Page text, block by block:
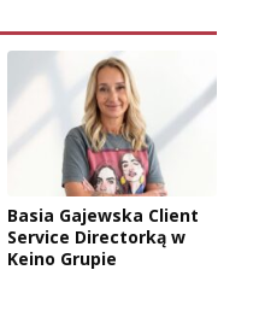
Basia Gajewska Client
Service Directorką w
Keino Grupie